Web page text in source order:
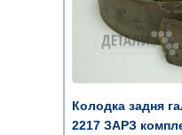
Колодка задня
2217 ЗАРЗ